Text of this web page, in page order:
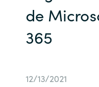
A propos de
Secteur Public
Nous contacter
de
365
12/13/2021